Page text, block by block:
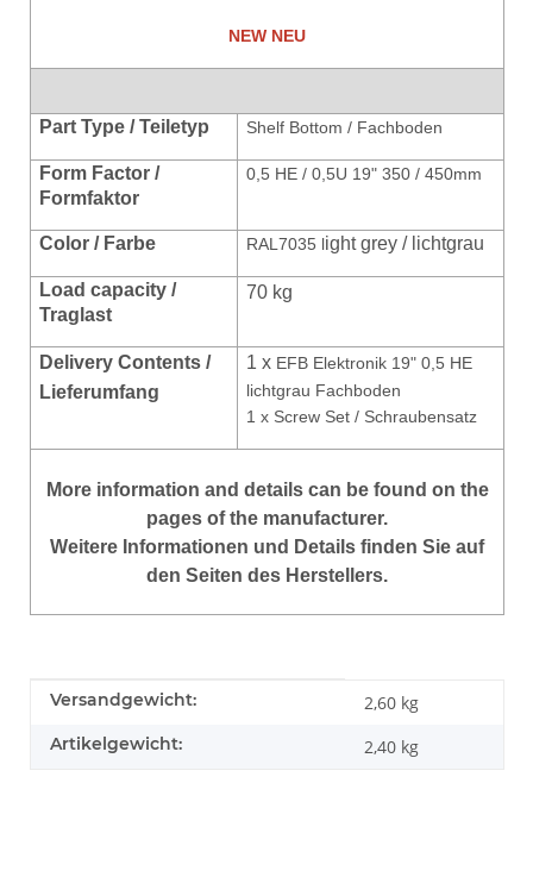
NEW NEU
Part Type / Teiletyp Shelf Bottom / Fachboden
Form Factor /
Formfaktor
0,5 HE / 0,5U 19" 350 / 450mm
Color / Farbe RAL7035 light grey / lichtgrau
Load capacity /
Traglast
70 kg
Delivery Contents /
Lieferumfang
1 x EFB Elektronik 19" 0,5 HE
lichtgrau Fachboden
1 x Screw Set / Schraubensatz
More information and details can be found on the
pages of the manufacturer.
Weitere Informationen und Details finden Sie auf
den Seiten des Herstellers.
Produkteigenschaft
Wert
Versandgewicht: 2,60 kg
Artikelgewicht: 2,40 kg